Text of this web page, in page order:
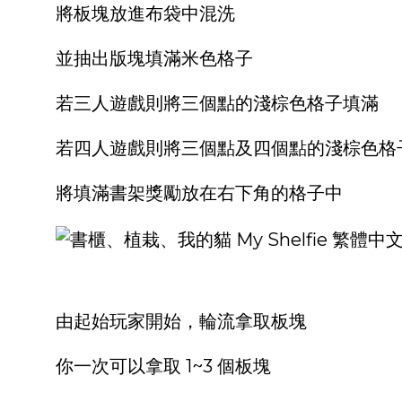
將板塊放進布袋中混洗
並抽出版塊填滿米色格子
若三人遊戲則將三個點的淺棕色格子填滿
若四人遊戲則將三個點及四個點的淺棕色格
將填滿書架獎勵放在右下角的格子中
由起始玩家開始，輪流拿取板塊
你一次可以拿取 1~3 個板塊